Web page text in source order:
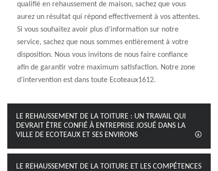
qualifié en rehaussement de maison, sachez que vous
aurez un résultat qui répond effectivement à vos attentes.
Si vous souhaitez avoir plus d’information sur notre
service, sachez que nous sommes entièrement à votre
disposition. Nous vous invitons de nous faire confiance
afin de garantir votre maximum satisfaction. Notre zone
d’intervention est dans toute Ecoteaux1612.
LE REHAUSSEMENT DE LA TOITURE : UN TRAVAIL QUI
DEVRAIT ÊTRE CONFIÉ À ENTREPRISE JOSUÉ DANS LA
VILLE DE ECOTEAUX ET SES ENVIRONS
LE REHAUSSEMENT DE LA TOITURE ET LES COMPÉTENCES